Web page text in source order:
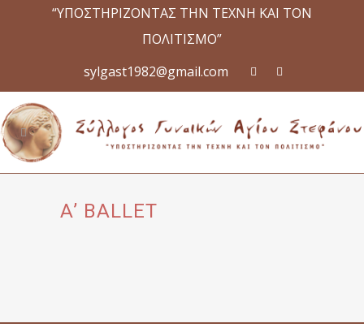
“ΥΠΟΣΤΗΡΙΖΟΝΤΑΣ ΤΗΝ ΤΕΧΝΗ ΚΑΙ ΤΟΝ
ΠΟΛΙΤΙΣΜΟ”
sylgast1982@gmail.com
A’ BALLET